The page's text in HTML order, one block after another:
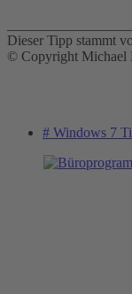
Dieser Tipp stammt
© Copyright Michael
# Windows 7